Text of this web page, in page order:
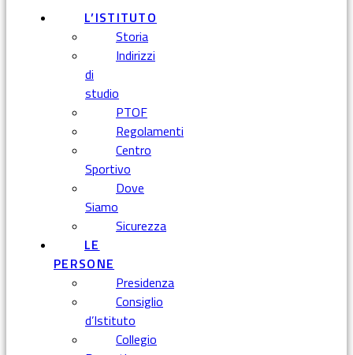
L’ISTITUTO
Storia
Indirizzi
di
studio
PTOF
Regolamenti
Centro
Sportivo
Dove
Siamo
Sicurezza
LE
PERSONE
Presidenza
Consiglio
d’Istituto
Collegio